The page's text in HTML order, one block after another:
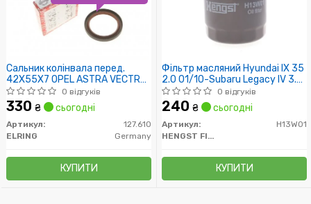
Сальник колінвала перед.
42X55X7 OPEL ASTRA VECTRA
B/C
0 відгуків
330 ₴ сьогодні
Артикул:
127.610
ELRING
Germany
КУПИТИ
Фільтр масляний Hyundai IX 35
2.0 01/10-Subaru Legacy IV 3.0
09/03-/Kia Rio 1.4 11-
0 відгуків
240 ₴ сьогодні
Артикул:
H13W01
HENGST FILTER
КУПИТИ